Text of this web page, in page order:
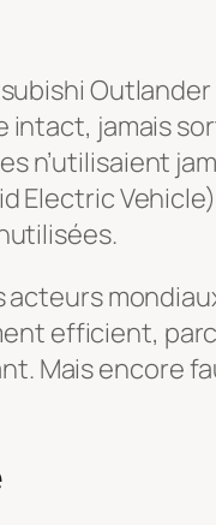
jamais
n’utilisaient
Electric
efficient,
Mais encore